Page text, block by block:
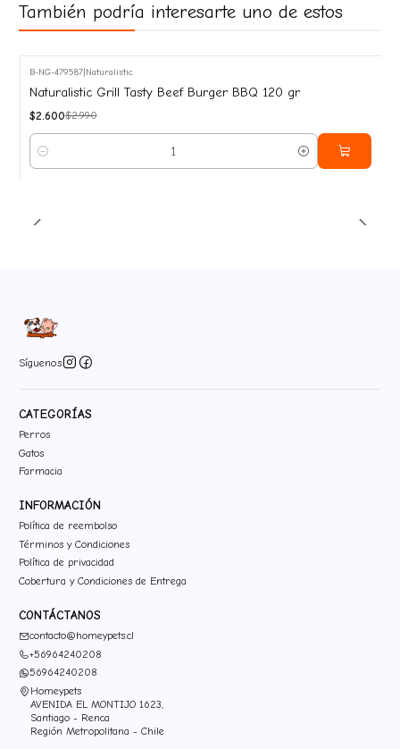
También podría interesarte uno de estos
-13%
OFF
B-NG-479587| Naturalistic
Naturalistic Grill Tasty Beef Burger BBQ 120 gr
$2.600$2.990
Cantidad
Síguenos
CATEGORÍAS
Perros
Gatos
Farmacia
INFORMACIÓN
Política de reembolso
Términos y Condiciones
Política de privacidad
Cobertura y Condiciones de Entrega
CONTÁCTANOS
contacto@homeypets.cl
+56964240208
56964240208
Homeypets
AVENIDA EL MONTIJO 1623,
Santiago - Renca
Región Metropolitana - Chile